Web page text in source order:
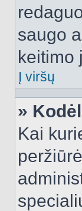
saugo
keitimo
Į viršų
»
Kai